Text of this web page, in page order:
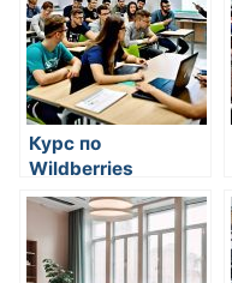
Курс по
Wildberries
EDUGUSAROV:
обзор и
преимущества
обучения